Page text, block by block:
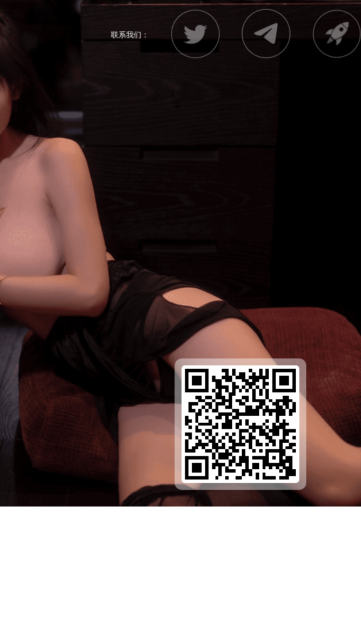
联系我们：